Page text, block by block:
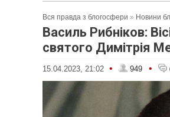
Вся правда з блогосфери » Новини
Василь Рибніков:
святого Димітрія
15.04.2023, 21:02 • 949 •